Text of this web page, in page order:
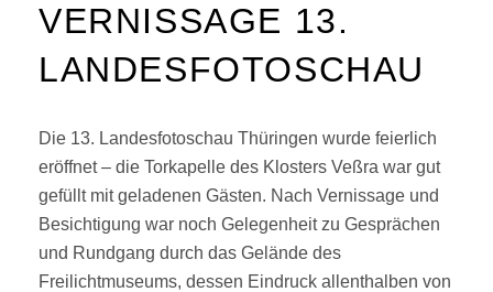
VERNISSAGE 13.
LANDESFOTOSCHAU
Die 13. Landesfotoschau Thüringen wurde feierlich
eröffnet – die Torkapelle des Klosters Veßra war gut
gefüllt mit geladenen Gästen. Nach Vernissage und
Besichtigung war noch Gelegenheit zu Gesprächen
und Rundgang durch das Gelände des
Freilichtmuseums, dessen Eindruck allenthalben von